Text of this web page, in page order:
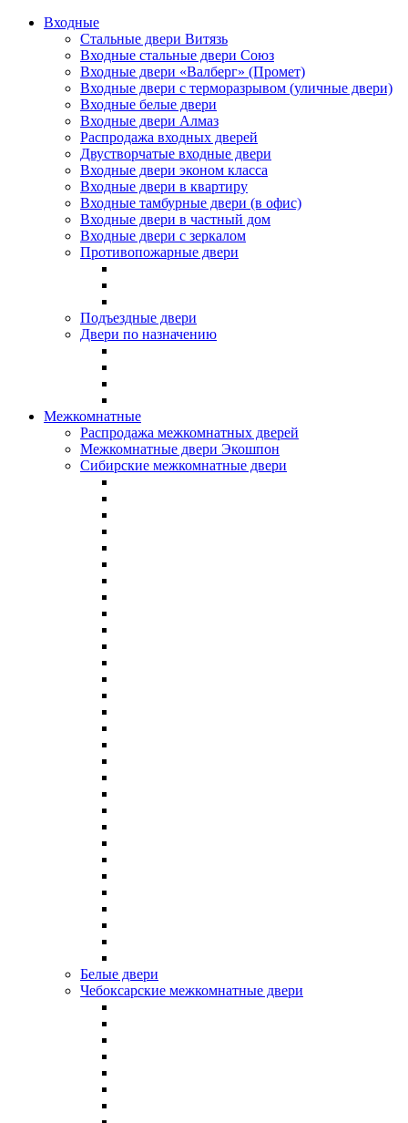
Входные
Стальные двери Витязь
Входные стальные двери Союз
Входные двери «Валберг» (Промет)
Входные двери с терморазрывом (уличные двери)
Входные белые двери
Входные двери Алмаз
Распродажа входных дверей
Двустворчатые входные двери
Входные двери эконом класса
Входные двери в квартиру
Входные тамбурные двери (в офис)
Входные двери в частный дом
Входные двери с зеркалом
Противопожарные двери
Подъездные двери
Двери по назначению
Межкомнатные
Распродажа межкомнатных дверей
Межкомнатные двери Экошпон
Сибирские межкомнатные двери
Белые двери
Чебоксарские межкомнатные двери